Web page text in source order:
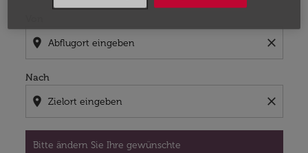
location_on close
Nach
location_on close
Bitte ändern Sie Ihre gewünschte